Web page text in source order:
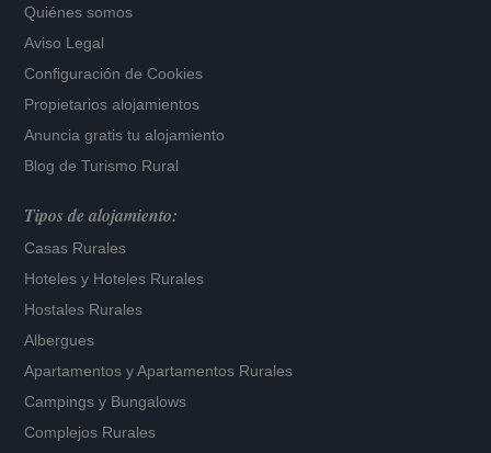
Quiénes somos
Aviso Legal
Configuración de Cookies
Propietarios alojamientos
Anuncia gratis tu alojamiento
Blog de Turismo Rural
Tipos de alojamiento:
Casas Rurales
Hoteles y Hoteles Rurales
Hostales Rurales
Albergues
Apartamentos yApartamentos Rurales
Campings y Bungalows
Complejos Rurales